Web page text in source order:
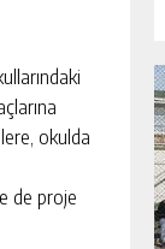
okulda
de proje